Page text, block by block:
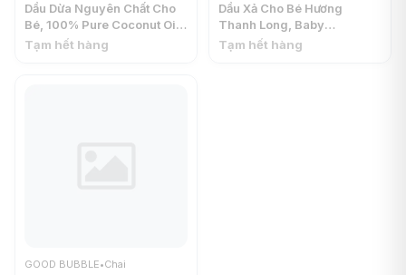
Dầu Dừa Nguyên Chất Cho
Bé, 100% Pure Coconut Oil
(185g) - GOOD BUBBLE
Tạm hết hàng
Dầu Xả Cho Bé Hương
Thanh Long, Baby
Conditioner with Extract of
Tạm hết hàng
GOOD BUBBLE•Chai